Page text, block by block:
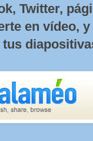
Twitter,
en vídeo, y
tus